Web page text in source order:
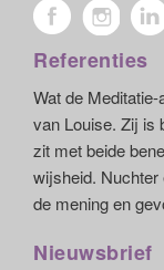
Referenties
Wat de
van Louise. Zij is
zit met beide
wijsheid. Nuchter
de mening en
Nieuwsbrief